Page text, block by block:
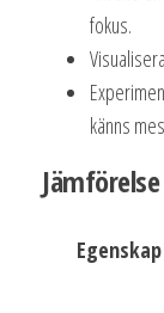
fokus.
känns
Egenskap